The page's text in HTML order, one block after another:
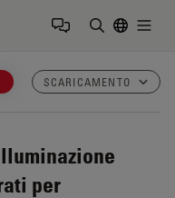
SCARICAMENTO
per